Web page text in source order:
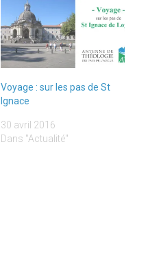
Voyage : sur les pas de St
Ignace
30 avril 2016
Dans "Actualité"